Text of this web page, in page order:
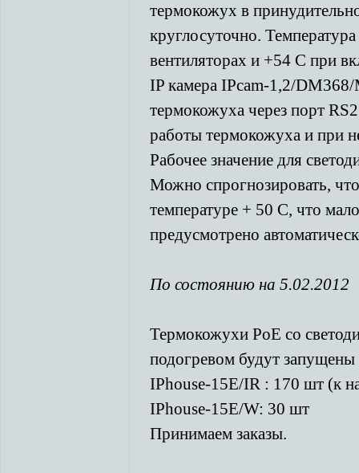
термокожух в
круглосуточно.
вентиляторах и +54 С при
IP камера IPcam-1,2/
термокожуха через порт
работы термокожуха и при
Рабочее значение для
Можно спрогнозировать,
температуре + 50 С, что
предусмотрено
По состоянию на 5.02.2012
Термокожухи PoE со
подогревом будут
IPhouse-15E/IR : 170 шт (к
IPhouse-15E/W: 30 шт
Принимаем заказы.